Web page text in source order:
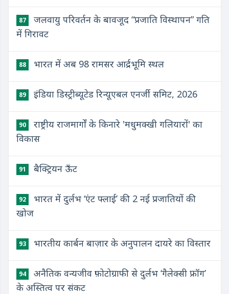
87
जलवायु परिवर्तन के बावजूद “प्रजाति विस्थापन” गति
में गिरावट
88 भारत में अब 98 रामसर आर्द्रभूमि स्थल
89 इंडिया डिस्ट्रीब्यूटेड रिन्यूएबल एनर्जी समिट, 2026
90
राष्ट्रीय राजमार्गों के किनारे 'मधुमक्खी गलियारों' का
विकास
91 बैक्ट्रियन ऊँट
92
भारत में दुर्लभ ‘एंट फ्लाई’ की 2 नई प्रजातियों की
खोज
93 भारतीय कार्बन बाज़ार के अनुपालन दायरे का विस्तार
94
अनैतिक वन्यजीव फ़ोटोग्राफी से दुर्लभ ‘गैलेक्सी फ्रॉग’
के अस्तित्व पर संकट